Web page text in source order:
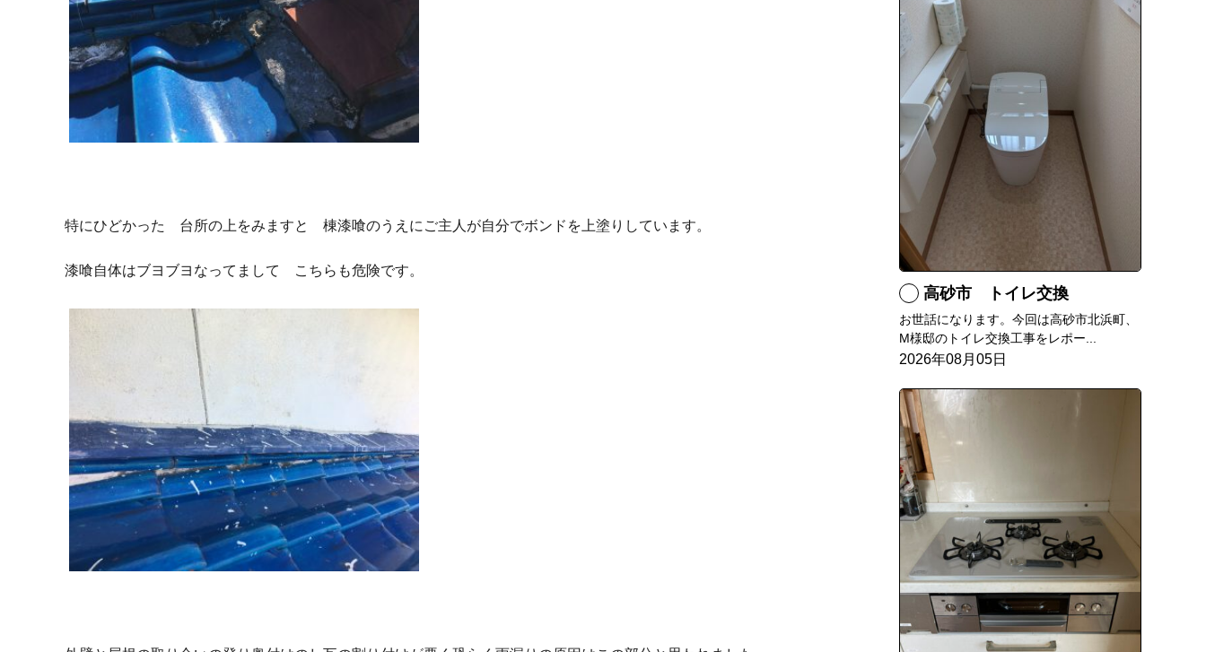
特にひどかった 台所の上をみますと 棟漆喰のうえにご主人が自分でボンドを上塗りしています。
漆喰自体はブヨブヨなってまして こちらも危険です。
高砂市 トイレ交換
お世話になります。今回は高砂市北浜町、
M様邸のトイレ交換工事をレポー...
2026年08月05日